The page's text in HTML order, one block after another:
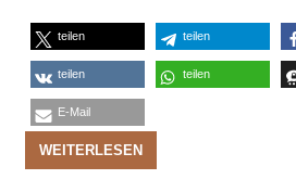
teilen teilen
teilen teilen
E-Mail
WEITERLESEN